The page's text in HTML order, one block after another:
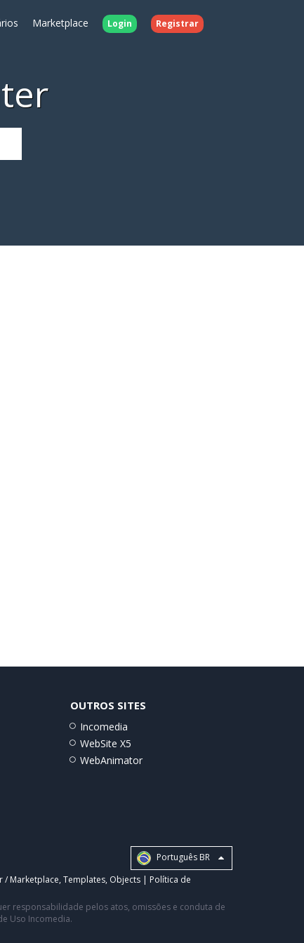
Marketplace Login Registrar
OUTROS SITES
Incomedia
WebSite X5
WebAnimator
Português BR
/ Marketplace, Templates, Objects | Política de
responsabilidade pelos atos, omissões e conduta de
Uso Incomedia.